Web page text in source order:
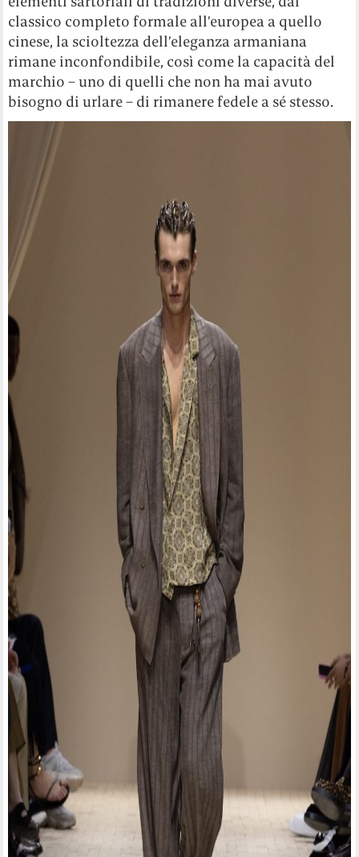
classico completo formale all’europea a quello
cinese, la scioltezza dell’eleganza armaniana
rimane inconfondibile, così come la capacità del
marchio – uno di quelli che non ha mai avuto
bisogno di urlare – di rimanere fedele a sé stesso.